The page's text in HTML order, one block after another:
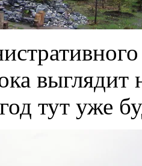
выглядит
тут уже